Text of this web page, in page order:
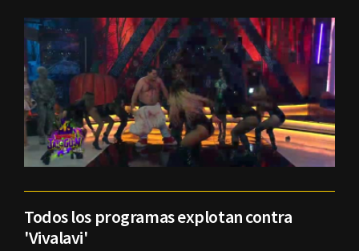
Todos los programas explotan contra
'Vivalavi'